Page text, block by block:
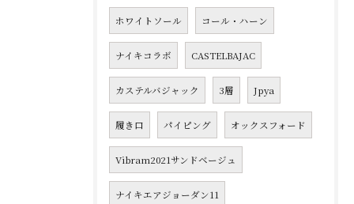
ホワイトソール コール・ハーン
ナイキコラボ CASTELBAJAC
カステルバジャック 3層 Jpya
履き口 パイピング オックスフォード
Vibram2021サンドベージュ
ナイキエアジョーダン11